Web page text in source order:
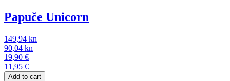
Papuče Unicorn
149,94 kn
90,04 kn
19,90 €
11,95 €
Add to cart